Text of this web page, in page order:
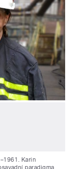
Karin
paradigma